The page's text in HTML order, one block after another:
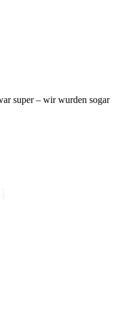
super – wir wurden sogar